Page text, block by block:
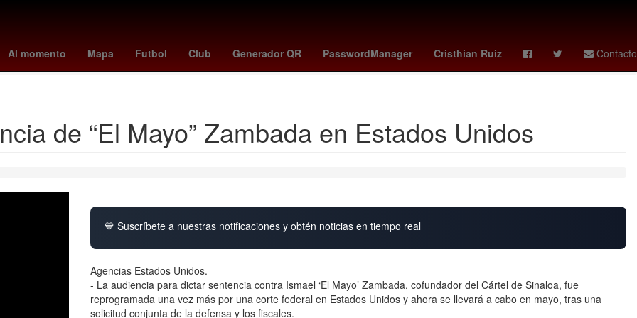
Al momento Mapa Futbol Club Generador QR PasswordManager Cristhian Ruiz Contacto
James primero de septiembre calendario noviembre 2025 Nominación Grandes Ligas de Béisbol
Juegos Olímpicos
Ricardo Salinas Pliego
de “El Mayo” Zambada en Estados Unidos
💙 Suscríbete a nuestras notificaciones y obtén noticias en tiempo real
Agencias Estados Unidos.
- La audiencia para dictar sentencia contra Ismael ‘El Mayo’ Zambada, cofundador del Cártel de Sinaloa, fue
reprogramada una vez más por una corte federal en Estados Unidos y ahora se llevará a cabo en mayo, tras una
solicitud conjunta de la defensa y los fiscales.